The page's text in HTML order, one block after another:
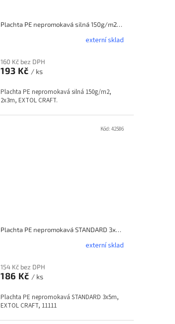
Plachta PE nepromokavá silná 150g/m2, 2x3m, EXTOL CRAFT
externí sklad
160 Kč bez DPH
193 Kč / ks
Plachta PE nepromokavá silná 150g/m2,
2x3m, EXTOL CRAFT.
Plachta PE nepromokavá STANDARD 3x5m, EXTOL CRAFT, 11111
externí sklad
154 Kč bez DPH
186 Kč / ks
Plachta PE nepromokavá STANDARD 3x5m,
EXTOL CRAFT, 11111
Kód: 42586